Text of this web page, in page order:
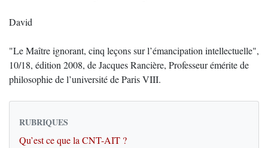
David
"Le Maître ignorant, cinq leçons sur l’émancipation intellectuelle",
10/18, édition 2008, de Jacques Rancière, Professeur émérite de
philosophie de l’université de Paris VIII.
RUBRIQUES
Qu’est ce que la CNT-AIT ?